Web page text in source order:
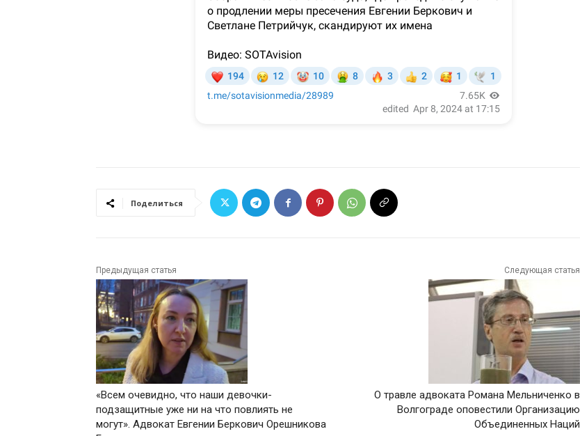
Поделиться
Предыдущая статья
«Всем очевидно, что наши девочки-
подзащитные уже ни на что повлиять не
могут». Адвокат Евгении Беркович Орешникова
Следующая статья
О травле адвоката Романа Мельниченко в
Волгограде оповестили Организацию
Объединенных Наций